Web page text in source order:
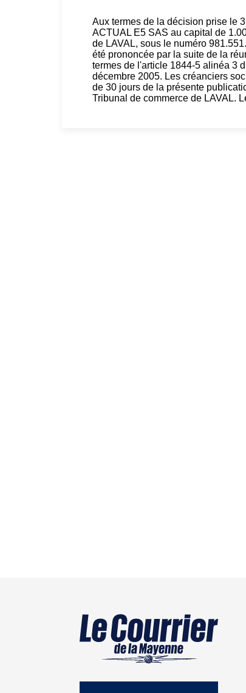
Aux termes de la décision prise le
ACTUAL E5 SAS au capital de
de LAVAL, sous le numéro
été prononcée par la suite de la
termes de l'article 1844-5 alinéa 3
décembre 2005. Les créanciers
de 30 jours de la présente
Tribunal de commerce de LAVAL.